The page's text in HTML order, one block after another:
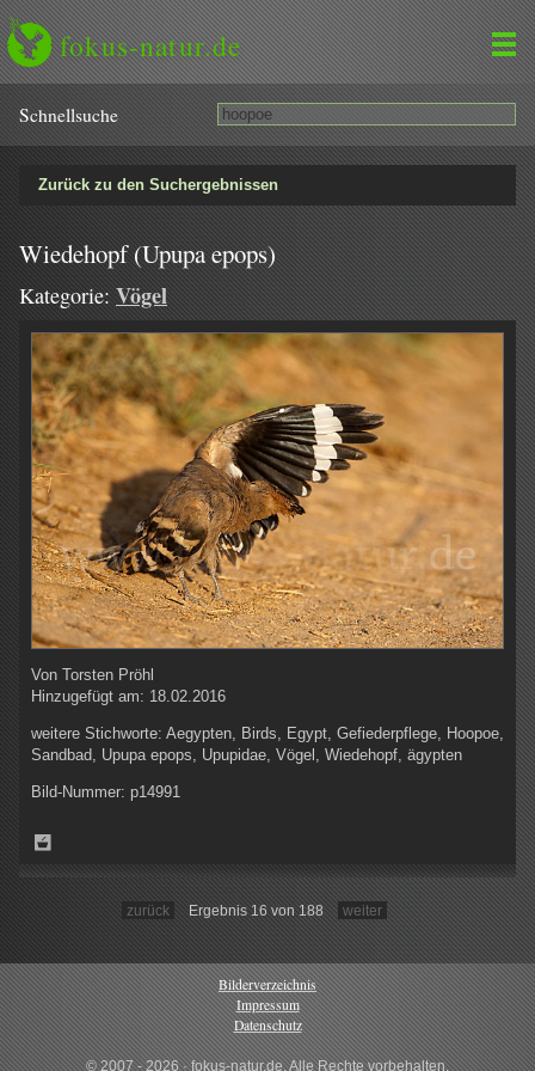
fokus-natur.de
Schnell­suche
Zurück zu den Suchergebnissen
Wiedehopf (Upupa epops)
Kategorie: Vögel
Von Torsten Pröhl
Hinzugefügt am: 18.02.2016
weitere Stichworte: Aegypten, Birds, Egypt, Gefiederpflege, Hoopoe,
Sandbad, Upupa epops, Upupidae, Vögel, Wiedehopf, ägypten
Bild-Nummer: p14991
zurück Ergebnis 16 von 188 weiter
Bilderverzeichnis
Impressum
Datenschutz
© 2007 - 2026 · fokus-natur.de, Alle Rechte vorbehalten.